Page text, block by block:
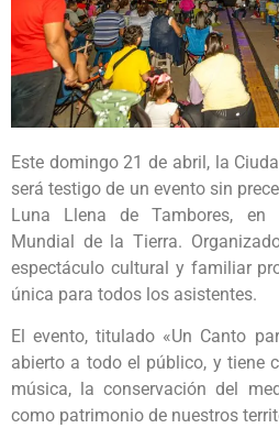
Este domingo 21 de abril, la
será testigo de un evento sin
Luna Llena de Tambores, en
Mundial de la Tierra.
espectáculo cultural y familiar
única para todos los asistentes.
El evento, titulado «Un Canto
abierto a todo el público, y tiene
música, la conservación del
como patrimonio de nuestros